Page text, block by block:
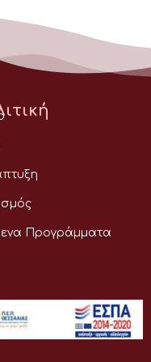
Προγράμματα